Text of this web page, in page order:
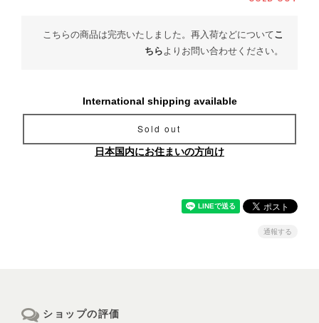
こちらの商品は完売いたしました。再入荷などについてこ
ちら よりお問い合わせください。
International shipping available
Sold out
日本国内にお住まいの方向け
通報する
ショップの評価